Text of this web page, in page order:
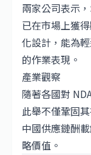
兩家公司表示
已在市場上獲
化設計，能為
的作業表現。
產業觀察
隨著各國對
此舉不僅鞏固
中國供應鏈酬
略價值。